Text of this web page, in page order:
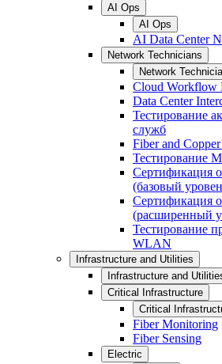
AI Ops
AI Ops
AI Data Center
Network Technicians
Network
Cloud Workflow
Data Center
Тестирование
служб
Fiber and
Тестирование
Сертификация
(базовый
Сертификация
(расширенный
Тестирование
WLAN
Infrastructure and Utilities
Infrastructure and
Critical Infrastructure
Critical
Fiber Monitoring
Fiber Sensing
Electric